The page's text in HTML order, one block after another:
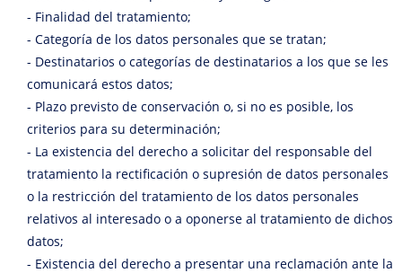
- Finalidad del tratamiento;
- Categoría de los datos personales que se tratan;
- Destinatarios o categorías de destinatarios a los que se les
comunicará estos datos;
- Plazo previsto de conservación o, si no es posible, los
criterios para su determinación;
- La existencia del derecho a solicitar del responsable del
tratamiento la rectificación o supresión de datos personales
o la restricción del tratamiento de los datos personales
relativos al interesado o a oponerse al tratamiento de dichos
datos;
- Existencia del derecho a presentar una reclamación ante la